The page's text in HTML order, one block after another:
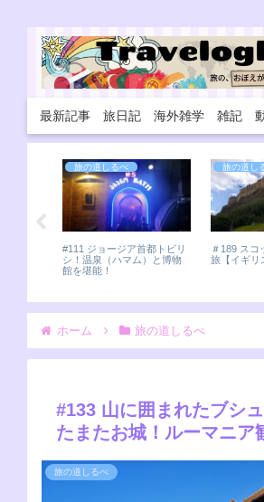
最新記事 旅日記 海外雑学 雑記
旅の道しるべ
#111 ジョージア首都トビリ
シ！温泉（ハマム）と博物
館を堪能！
旅の道し
＃189 スコ
旅【イギリ
ホーム 旅の道しるべ
#133 山に囲まれたブシ
たまたお城！ルーマニア
旅の道しるべ